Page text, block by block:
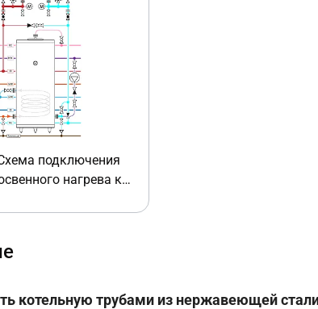
подключения
нагрева к
котельную трубами из нержавеющей